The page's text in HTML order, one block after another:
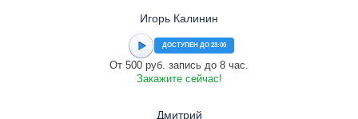
Игорь Калинин
ДОСТУПЕН ДО 23:00
От 500 руб. запись до 8 час.
Закажите сейчас!
Дмитрий